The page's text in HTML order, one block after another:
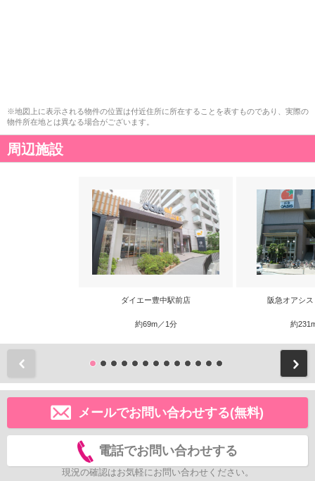
※地図上に表示される物件の位置は付近住所に所在することを表すものであり、実際の
物件所在地とは異なる場合がございます。
周辺施設
ダイエー豊中駅前店
約69m／1分
阪急オアシ
約
メールでお問い合わせする(無料)
電話でお問い合わせする
現況の確認はお気軽にお問い合わせください。